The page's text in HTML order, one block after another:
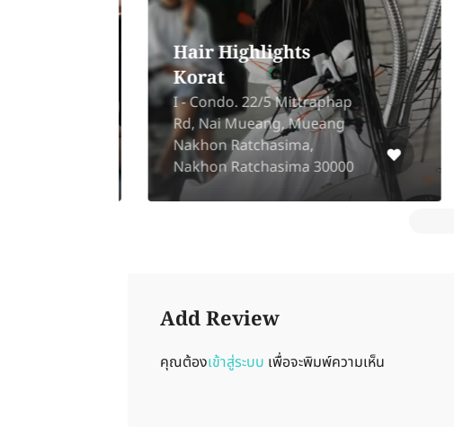
Hair Highlights
Korat
I - Condo. 22/5 Mittraphap
Rd, Nai Mueang, Mueang
Nakhon Ratchasima,
Nakhon Ratchasima 30000
Add Review
คุณต้องเข้าสู่ระบบ เพื่อจะพิมพ์ความเห็น